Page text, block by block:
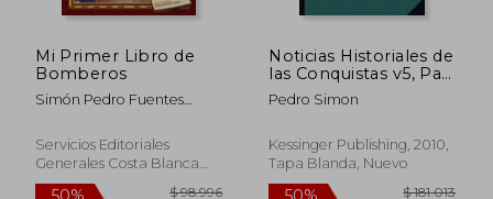
Mi Primer Libro de
Bomberos
Simón Pedro Fuentes
Servicios Editoriales
Generales Costa Blanca
S.L., Tapa Blanda, Nuevo
Noticias Historiales de
las Conquistas v5, Part
3: De Tierra Firme en
las Indias
Pedro Simon
Kessinger Publishing, 2010,
Tapa Blanda, Nuevo